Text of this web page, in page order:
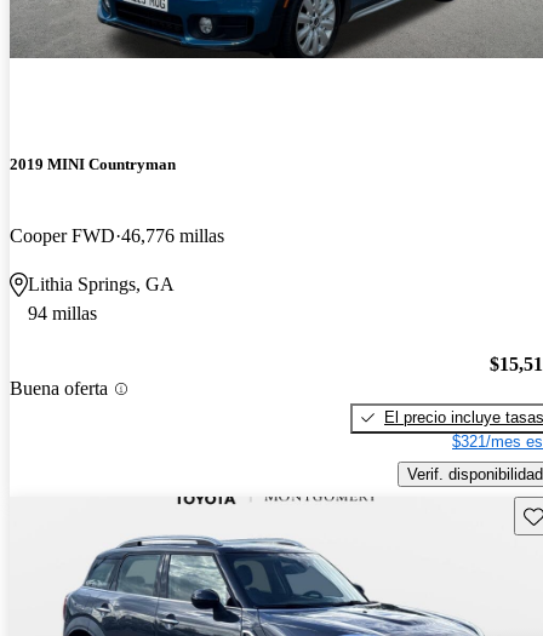
2019 MINI Countryman
Cooper FWD 46,776 millas
Lithia Springs, GA
94 millas
Buena oferta
El precio incluye tasas
$321/mes
Verif. disponibilidad